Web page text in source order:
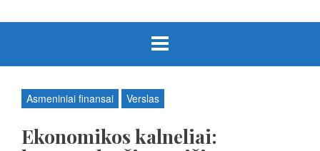
Asmeniniai finansai Verslas
Ekonomikos kalneliai: